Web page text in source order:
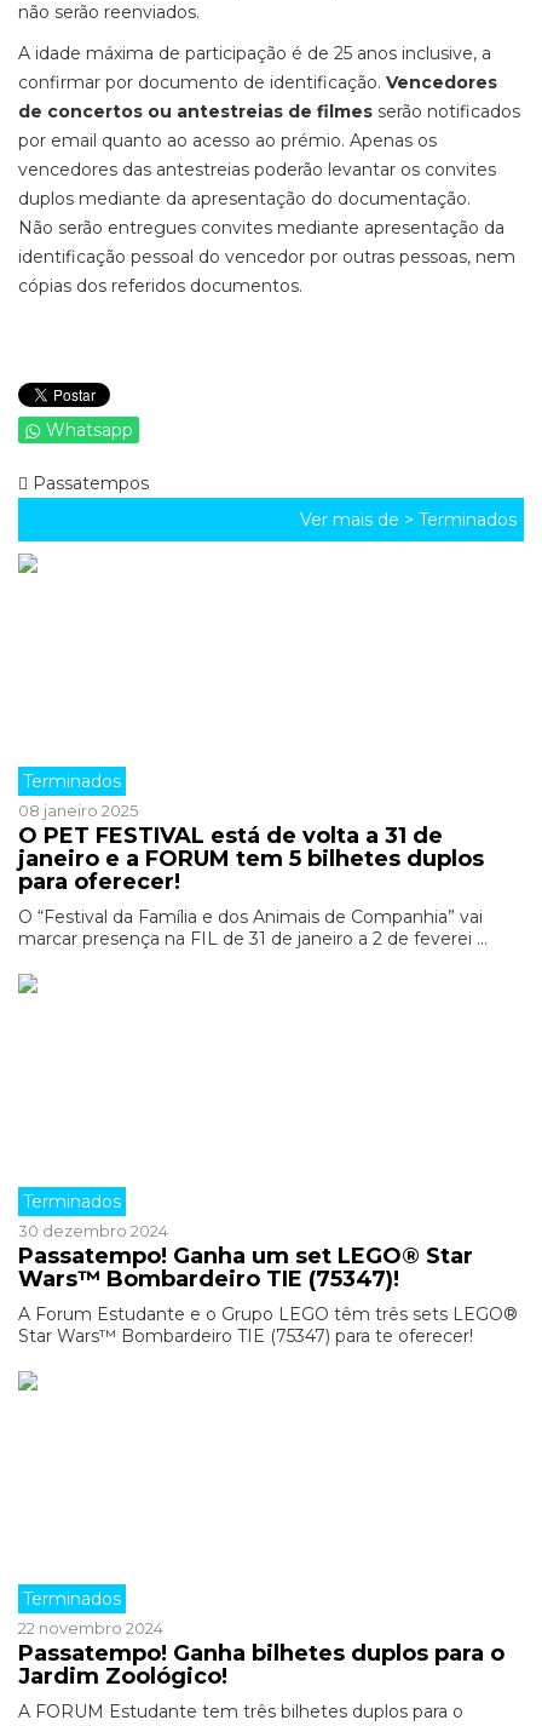
não serão reenviados.
A idade máxima de participação é de 25 anos inclusive, a
confirmar por documento de identificação. Vencedores
de concertos ou antestreias de filmes serão notificados
por email quanto ao acesso ao prémio. Apenas os
vencedores das antestreias poderão levantar os convites
duplos mediante da apresentação do documentação.
Não serão entregues convites mediante apresentação da
identificação pessoal do vencedor por outras pessoas, nem
cópias dos referidos documentos.
Whatsapp
Passatempos
Ver mais de > Terminados
Terminados
08 janeiro 2025
O PET FESTIVAL está de volta a 31 de
janeiro e a FORUM tem 5 bilhetes duplos
para oferecer!
O “Festival da Família e dos Animais de Companhia” vai
marcar presença na FIL de 31 de janeiro a 2 de feverei ...
Terminados
30 dezembro 2024
Passatempo! Ganha um set LEGO® Star
Wars™ Bombardeiro TIE (75347)!
A Forum Estudante e o Grupo LEGO têm três sets LEGO®
Star Wars™ Bombardeiro TIE (75347) para te oferecer!
Terminados
22 novembro 2024
Passatempo! Ganha bilhetes duplos para o
Jardim Zoológico!
A FORUM Estudante tem três bilhetes duplos para o